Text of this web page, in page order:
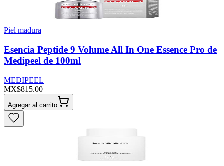
Piel madura
Esencia Peptide 9 Volume All In One Essence Pro de
Medipeel de 100ml
MEDIPEEL
MX$815.00
Agregar al carrito